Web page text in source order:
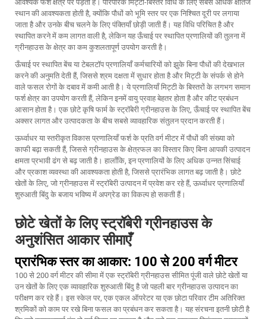
आवश्यक फर्श क्षेत्र पर पड़ता है। पारंपरिक मिट्टी-बिस्तर विधि के लिए सबसे अधिक क्षैतिज
स्थान की आवश्यकता होती है, क्योंकि पौधों को भूमि स्तर पर एक निश्चित दूरी पर लगाया
जाता है और उनके बीच चलने के लिए पंक्तियाँ छोड़ी जाती हैं। यह विधि परिचित है और
स्थापित करने में कम लागत वाली है, लेकिन यह ऊँचाई पर स्थापित प्रणालियों की तुलना में
ग्रीनहाउस के क्षेत्र का कम कुशलतापूर्ण उपयोग करती है।
ऊँचाई पर स्थापित बेंच या टेबलटॉप प्रणालियाँ कर्मचारियों को झुके बिना पौधों की देखभाल
करने की अनुमति देती हैं, जिससे श्रम दक्षता में सुधार होता है और मिट्टी के संपर्क से होने
वाले फसल रोगों के दबाव में कमी आती है। ये प्रणालियाँ मिट्टी के बिस्तरों के लगभग समान
फर्श क्षेत्र का उपयोग करती हैं, लेकिन इनमें वायु प्रवाह बेहतर होता है और कीट प्रबंधन
आसान होता है। एक छोटे कृषि फार्म के स्ट्रॉबेरी ग्रीनहाउस के लिए, ऊँचाई पर स्थापित बेंच
अक्सर लागत और उत्पादकता के बीच सबसे व्यावहारिक संतुलन प्रदान करती हैं।
ऊर्ध्वाधर या स्तरीकृत विकास प्रणालियाँ फर्श के प्रति वर्ग मीटर में पौधों की संख्या को
काफी बढ़ा सकती हैं, जिससे ग्रीनहाउस के क्षेत्रफल का विस्तार किए बिना आपकी उत्पादन
क्षमता प्रभावी ढंग से बढ़ जाती है। हालाँकि, इन प्रणालियों के लिए अधिक उन्नत सिंचाई
और प्रकाश व्यवस्था की आवश्यकता होती है, जिससे प्रारंभिक लागत बढ़ जाती है। छोटे
खेतों के लिए, जो ग्रीनहाउस में स्ट्रॉबेरी उत्पादन में प्रवेश कर रहे हैं, ऊर्ध्वाधर प्रणालियाँ
शुरुआती बिंदु के बजाय भविष्य में अपग्रेड का विकल्प हो सकती हैं।
छोटे खेतों के लिए स्ट्रॉबेरी ग्रीनहाउस के
अनुशंसित आकार सीमाएँ
प्रारंभिक स्तर का आकार: 100 से 200 वर्ग मीटर
100 से 200 वर्ग मीटर की सीमा में एक स्ट्रॉबेरी ग्रीनहाउस सीमित पूंजी वाले छोटे खेतों या
उन खेतों के लिए एक व्यावहारिक शुरुआती बिंदु है जो पहली बार ग्रीनहाउस उत्पादन का
परीक्षण कर रहे हैं। इस स्केल पर, एक एकल ऑपरेटर या एक छोटा परिवार टीम अतिरिक्त
श्रमिकों को काम पर रखे बिना फसल का प्रबंधन कर सकता है। यह संरचना इतनी छोटी है